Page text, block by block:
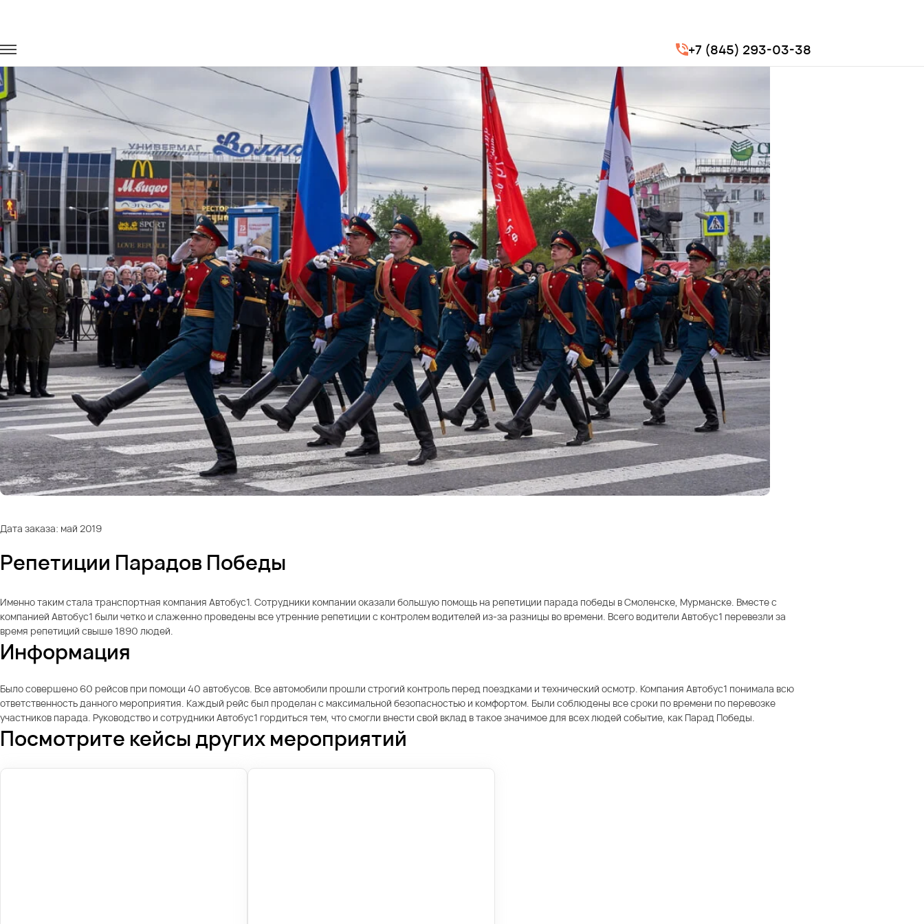
+7 (845) 293-03-38
Дата заказа: май 2019
Репетиции Парадов Победы
Именно таким стала транспортная компания Автобус1. Сотрудники компании оказали большую помощь на репетиции парада победы в Смоленске, Мурманске. Вместе с
компанией Автобус1 были четко и слаженно проведены все утренние репетиции с контролем водителей из-за разницы во времени. Всего водители Автобус1 перевезли за
время репетиций свыше 1890 людей.
Информация
Было совершено 60 рейсов при помощи 40 автобусов. Все автомобили прошли строгий контроль перед поездками и технический осмотр. Компания Автобус1 понимала всю
ответственность данного мероприятия. Каждый рейс был проделан с максимальной безопасностью и комфортом. Были соблюдены все сроки по времени по перевозке
участников парада. Руководство и сотрудники Автобус1 гордиться тем, что смогли внести свой вклад в такое значимое для всех людей событие, как Парад Победы.
Посмотрите кейсы других мероприятий